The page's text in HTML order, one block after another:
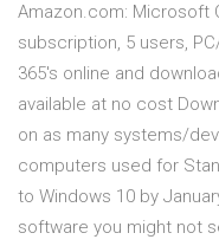
Amazon.com: Microsoft
subscription, 5 users,
365's online and
available at no cost
on as many systems/
computers used for
to Windows 10 by
software you might not